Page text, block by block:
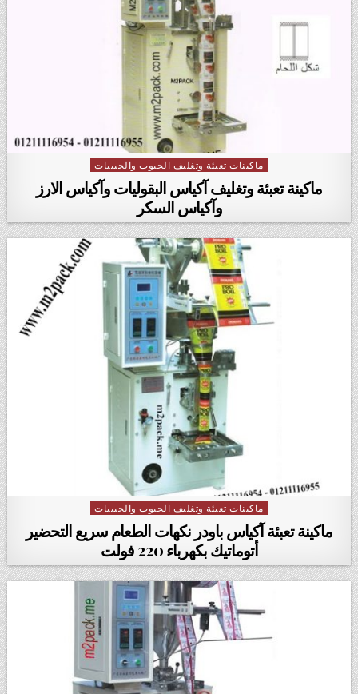
Posted in
ماكينات تعبئة وتغليف الحبوب والحبيبات
ماكينة تعبئة وتغليف آكياس البقوليات وآكياس الارز
وآكياس السكر
Posted in
ماكينات تعبئة وتغليف الحبوب والحبيبات
ماكينة تعبئة آكياس باودر نكهات الطعام سريع التحضير
أتوماتيك بكهرباء 220 فولت